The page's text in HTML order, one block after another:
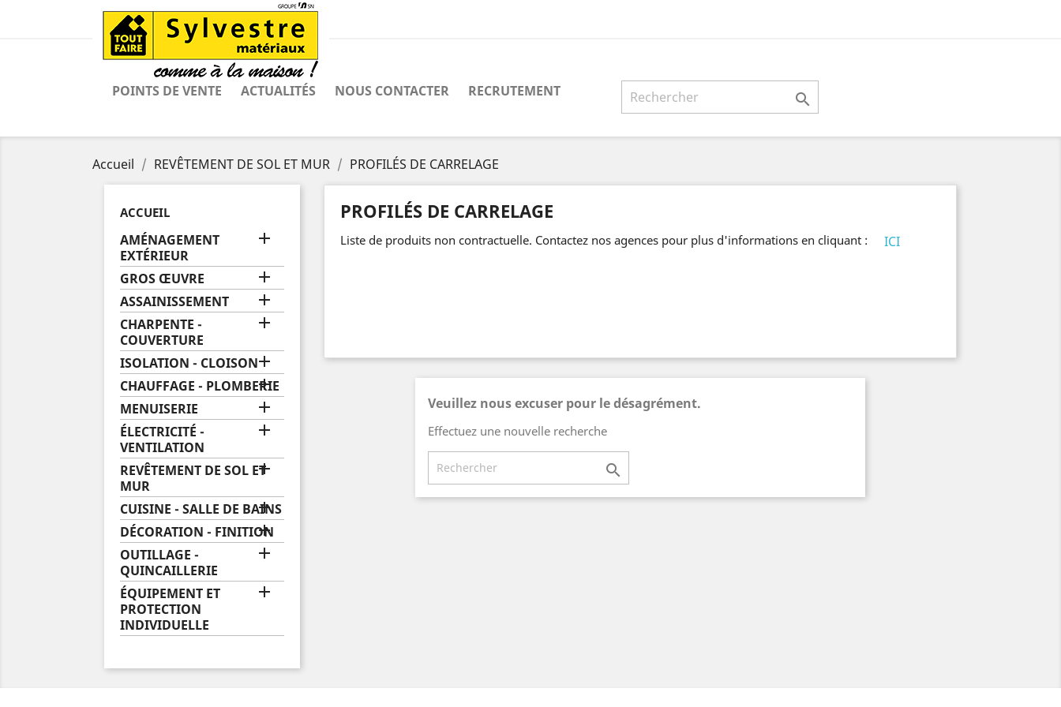
POINTS DE VENTE ACTUALITÉS NOUS CONTACTER RECRUTEMENT 
Accueil REVÊTEMENT DE SOL ET MUR PROFILÉS DE CARRELAGE
ACCUEIL
AMÉNAGEMENT
EXTÉRIEUR

GROS ŒUVRE 
ASSAINISSEMENT 
CHARPENTE -
COUVERTURE

ISOLATION - CLOISON
CHAUFFAGE - PLOMBERIE

MENUISERIE 
ÉLECTRICITÉ -
VENTILATION

REVÊTEMENT DE SOL ET
MUR

CUISINE - SALLE DE BAINS

DÉCORATION - FINITION

OUTILLAGE -
QUINCAILLERIE

ÉQUIPEMENT ET
PROTECTION
INDIVIDUELLE

PROFILÉS DE CARRELAGE
Liste de produits non contractuelle. Contactez nos agences pour plus d'informations en cliquant : ICI
Veuillez nous excuser pour le désagrément.
Effectuez une nouvelle recherche
